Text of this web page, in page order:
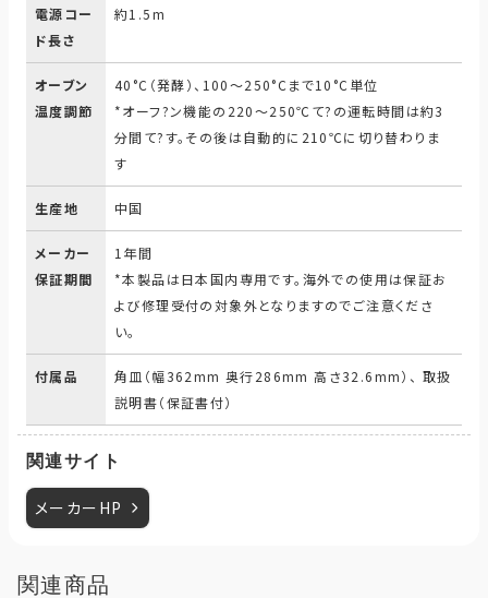
電源コー
ド長さ
約1.5m
オーブン
温度調節
40°C（発酵）、100～250°Cまで10°C単位
*オーフ?ン機能の220～250℃て?の運転時間は約3
分間て?す。その後は自動的に210℃に切り替わりま
す
生産地 中国
メーカー
保証期間
1年間
*本製品は日本国内専用です。海外での使用は保証お
よび修理受付の対象外となりますのでご注意くださ
い。
付属品
角皿（幅362mm 奥行286mm 高さ32.6mm）、 取扱
説明書（保証書付）
関連サイト
メーカーHP
関連商品